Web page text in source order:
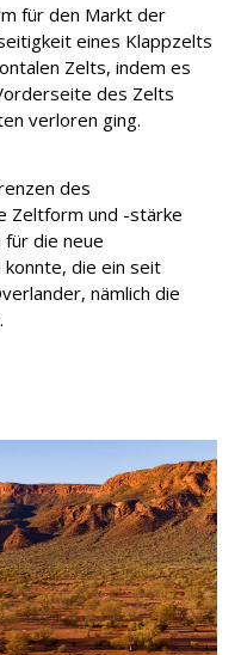
für den Markt der
eines Klappzelts
Zelts, indem es
des Zelts
verloren ging.
des
Zeltform und -stärke
die neue
die ein seit
nämlich die